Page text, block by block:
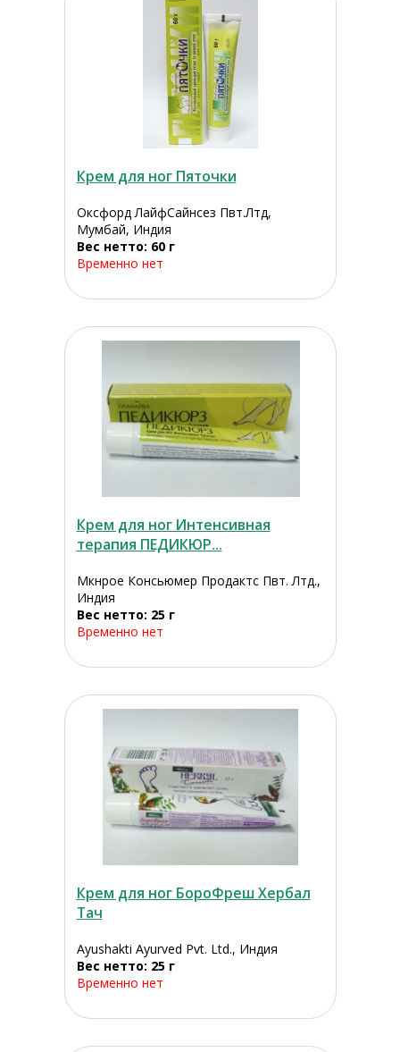
Крем для ног Пяточки
Оксфорд ЛайфСайнсез Пвт.Лтд,
Мумбай, Индия
Вес нетто: 60 г
Временно нет
Крем для ног Интенсивная
терапия ПЕДИКЮР...
Мкнрое Консьюмер Продактс Пвт. Лтд.,
Индия
Вес нетто: 25 г
Временно нет
Крем для ног БороФреш Хербал
Тач
Ayushakti Ayurved Pvt. Ltd., Индия
Вес нетто: 25 г
Временно нет